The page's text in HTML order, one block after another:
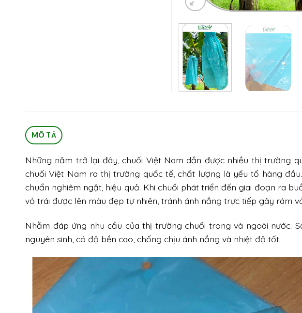
MÔ TẢ
Những năm trở lại đây, chuối Việt Nam dần được nhiều thị trường
chuối Việt Nam ra thị trường quốc tế, chất lượng là yếu tố hàng
chuẩn nghiêm ngặt, hiệu quả. Khi chuối phát triển đến giai đoạn ra
vỏ trái được lên màu đẹp tự nhiên, tránh ánh nắng trực tiếp gây rám
Nhằm đáp ứng nhu cầu của thị trường chuối trong và ngoài nước.
nguyên sinh, có độ bền cao, chống chịu ánh nắng và nhiệt độ tốt.